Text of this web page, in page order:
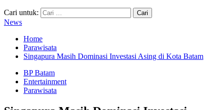
Cari untuk:
News
Home
Parawisata
Singapura Masih Dominasi Investasi Asing di Kota Batam
BP Batam
Entertainment
Parawisata